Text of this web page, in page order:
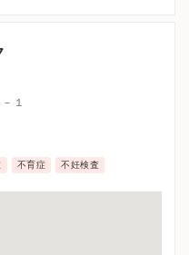
直接お問い合わせくださ
１
不育症 不妊検査